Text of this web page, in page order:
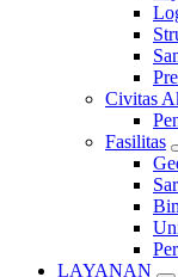
Civitas
Fasilitas
LAYANAN